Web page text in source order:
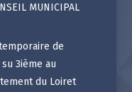
MUNICIPAL
de
3ième au
du Loiret